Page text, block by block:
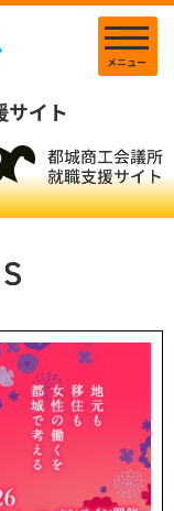
サイト
メニュー